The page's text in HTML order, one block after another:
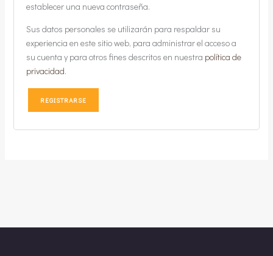
establecer una nueva contraseña.
Sus datos personales se utilizarán para respaldar su
experiencia en este sitio web, para administrar el acceso a
su cuenta y para otros fines descritos en nuestra política de
privacidad.
REGISTRARSE